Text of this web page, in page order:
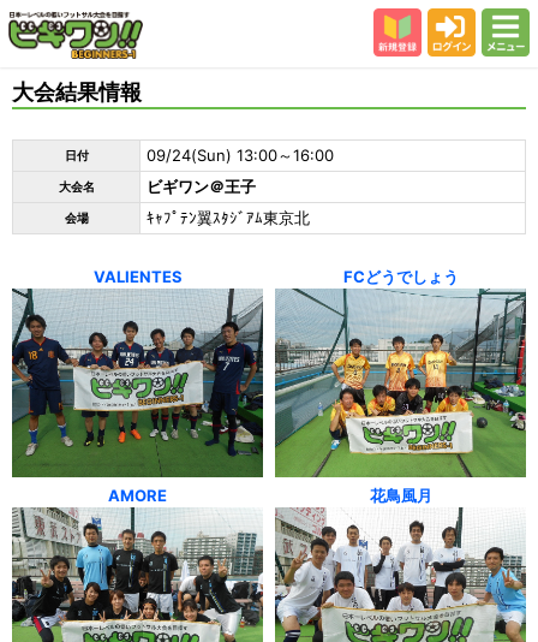
会場
大会結果
よくある質問
参加者の声
大会結果情報
日付 09/24(Sun) 13:00～16:00
大会名 ビギワン＠王子
会場 ｷｬﾌﾟﾃﾝ翼ｽﾀｼﾞｱﾑ東京北
VALIENTES FCどうでしょう
AMORE 花鳥風月